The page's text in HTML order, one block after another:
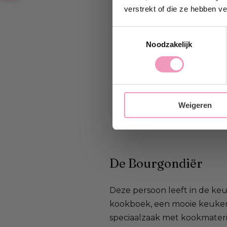
verstrekt of die ze hebben
Noodzakelijk
Weigeren
De Bourgondiër
Deze persoon leeft in de
kookboek, een mooie
speciaalzaak met
jouw@e-
Ja,